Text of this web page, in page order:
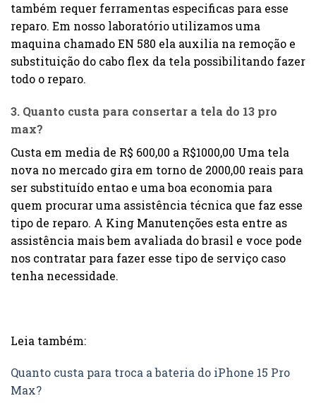
também requer ferramentas especificas para esse
reparo. Em nosso laboratório utilizamos uma
maquina chamado EN 580 ela auxilia na remoção e
substituição do cabo flex da tela possibilitando fazer
todo o reparo.
3. Quanto custa para consertar a tela do 13 pro
max?
Custa em media de R$ 600,00 a R$1000,00 Uma tela
nova no mercado gira em torno de 2000,00 reais para
ser substituído entao e uma boa economia para
quem procurar uma assistência técnica que faz esse
tipo de reparo. A King Manutenções esta entre as
assistência mais bem avaliada do brasil e voce pode
nos contratar para fazer esse tipo de serviço caso
tenha necessidade.
Leia também:
Quanto custa para troca a bateria do iPhone 15 Pro
Max?